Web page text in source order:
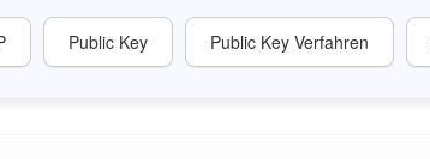
Public Key Public Key Verfahren